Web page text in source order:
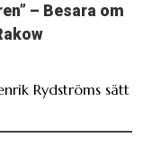
– Besara om
Rydströms sätt